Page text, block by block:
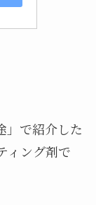
」で紹介した
ィング剤で